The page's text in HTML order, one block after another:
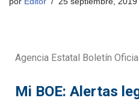
Agencia Estatal Boletín
Mi BOE: Alertas